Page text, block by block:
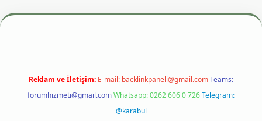
betexper.xyzm elexbet
Reklam ve İletişim: E-mail: backlinkpaneli@gmail.comTeams:
forumhizmeti@gmail.comWhatsapp: 0262 606 0 726Telegram:
@karabul